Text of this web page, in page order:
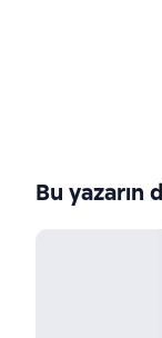
Bu yazarın